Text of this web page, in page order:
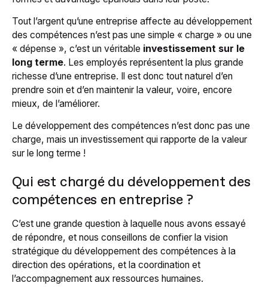
Tout l’argent qu’une entreprise affecte au développement
des compétences n’est pas une simple « charge » ou une
« dépense », c’est un véritable investissement sur le
long terme. Les employés représentent la plus grande
richesse d’une entreprise. Il est donc tout naturel d’en
prendre soin et d’en maintenir la valeur, voire, encore
mieux, de l’améliorer.
Le développement des compétences n’est donc pas une
charge, mais un investissement qui rapporte de la valeur
sur le long terme !
Qui est chargé du développement des
compétences en entreprise ?
C’est une grande question à laquelle nous avons essayé
de répondre, et nous conseillons de confier la vision
stratégique du développement des compétences à la
direction des opérations, et la coordination et
l’accompagnement aux ressources humaines.